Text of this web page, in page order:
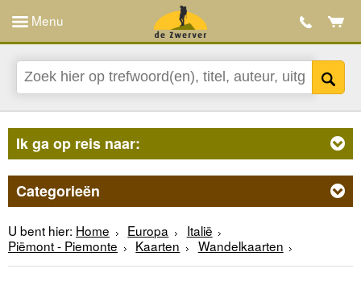
Menu
Ik ga op reis naar:
Categorieën
U bent hier: Home Europa
Italië
Piëmont - Piemonte
Kaarten Wandelkaarten